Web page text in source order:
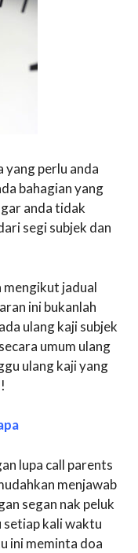
yang perlu anda
bahagian yang
anda tidak
segi subjek dan
mengikut jadual
ini bukanlah
ulang kaji subjek
umum ulang
ulang kaji yang
lupa call parents
menjawab
segan nak peluk
setiap kali waktu
ini meminta doa